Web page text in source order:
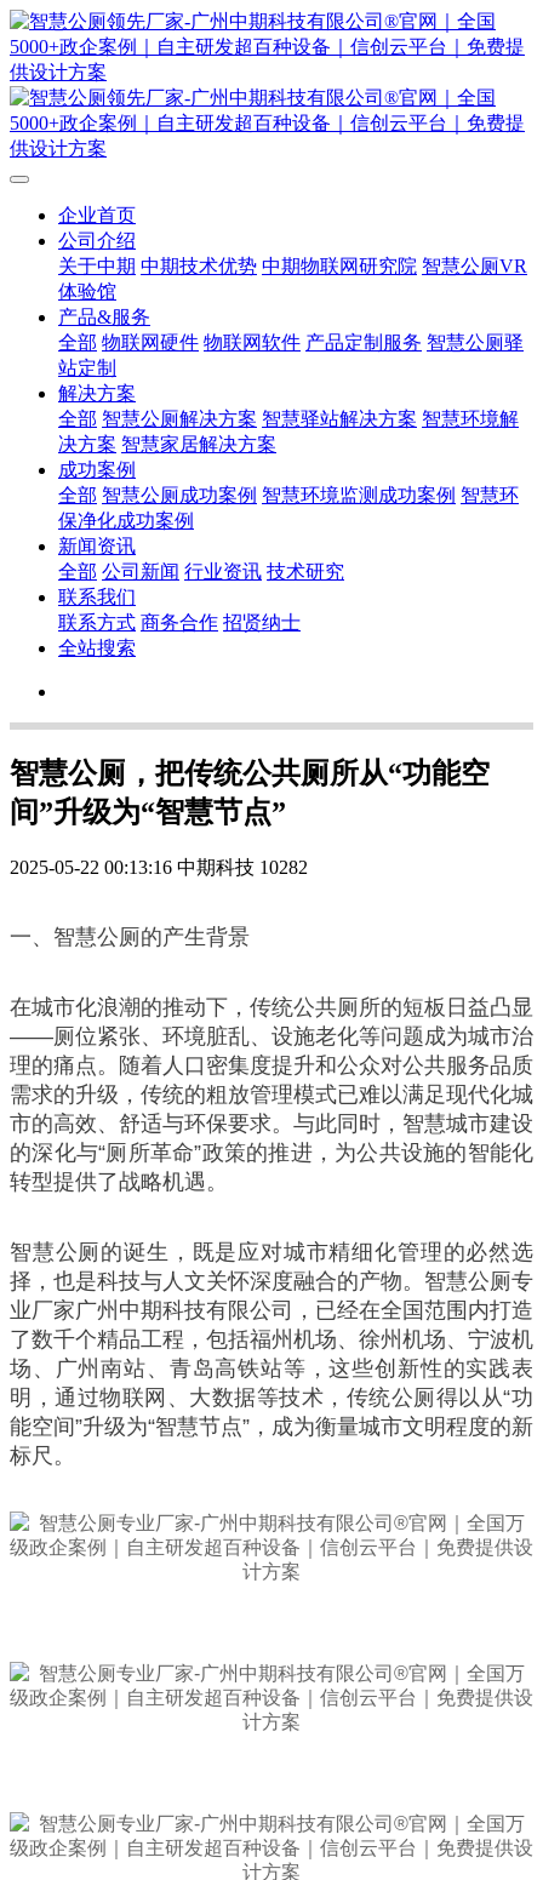
企业首页
公司介绍
关于中期 中期技术优势 中期物联网研究院 智慧公厕VR
体验馆
产品&服务
全部 物联网硬件 物联网软件 产品定制服务 智慧公厕驿
站定制
解决方案
全部 智慧公厕解决方案 智慧驿站解决方案 智慧环境解
决方案 智慧家居解决方案
成功案例
全部 智慧公厕成功案例 智慧环境监测成功案例 智慧环
保净化成功案例
新闻资讯
全部 公司新闻 行业资讯 技术研究
联系我们
联系方式 商务合作 招贤纳士
全站搜索
智慧公厕，把传统公共厕所从“功能空
间”升级为“智慧节点”
2025-05-22 00:13:16 中期科技 10282
一、智慧公厕的产生背景
在城市化浪潮的推动下，传统公共厕所的短板日益凸显
——厕位紧张、环境脏乱、设施老化等问题成为城市治
理的痛点。随着人口密集度提升和公众对公共服务品质
需求的升级，传统的粗放管理模式已难以满足现代化城
市的高效、舒适与环保要求。与此同时，智慧城市建设
的深化与“厕所革命”政策的推进，为公共设施的智能化
转型提供了战略机遇。
智慧公厕的诞生，既是应对城市精细化管理的必然选
择，也是科技与人文关怀深度融合的产物。智慧公厕专
业厂家广州中期科技有限公司，已经在全国范围内打造
了数千个精品工程，包括福州机场、徐州机场、宁波机
场、广州南站、青岛高铁站等，这些创新性的实践表
明，通过物联网、大数据等技术，传统公厕得以从“功
能空间”升级为“智慧节点”，成为衡量城市文明程度的新
标尺。